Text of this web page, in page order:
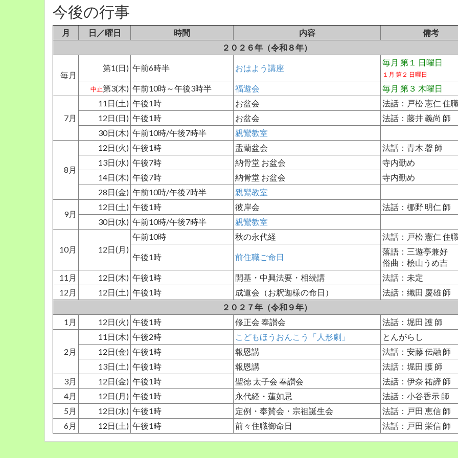
今後の行事
月 日／曜日 時間 内容
備考
２０２６年（令和８年）
毎月
第1(日) 午前6時半 おはよう講座
毎月 第１ 日曜日
１月 第２ 日曜日
中止第3(木) 午前10時～午後3時半 福遊会 毎月 第３ 木曜日
7月
11日(土) 午後1時 お盆会
法話：戸松 憲仁 住
12日(日) 午後1時 お盆会
法話：藤井 義尚 師
30日(木) 午前10時/午後7時半 親鸞教室
8月
12日(火) 午後1時 盂蘭盆会
法話：青木 馨 師
13日(水) 午後7時 納骨堂 お盆会
寺内勤め
14日(木) 午後7時 納骨堂 お盆会
寺内勤め
28日(金) 午前10時/午後7時半 親鸞教室
9月
12日(土) 午後1時 彼岸会
法話：梛野 明仁 師
30日(水) 午前10時/午後7時半 親鸞教室
10月 12日(月)
午前10時 秋の永代経 法話：戸松 憲仁 住
午後1時 前住職ご命日
落語：三遊亭兼好
俗曲：桧山うめ吉
11月
12日(木) 午後1時 開基・中興法要・相続講
法話：未定
12月
12日(土) 午後1時 成道会（お釈迦様の命日）
法話：織田 慶雄 師
２０２７年（令和９年）
1月
12日(火) 午後1時 修正会 奉讃会 法話：堀田 護 師
2月
11日(木) 午後2時 こどもほうおんこう「人形劇」
とんがらし
12日(金) 午後1時 報恩講
法話：安藤 伝融 師
13日(土) 午後1時 報恩講
法話：堀田 護 師
3月
12日(金) 午後1時 聖徳 太子会 奉讃会
法話：伊奈 祐諦 師
4月
12日(月) 午後1時 永代経・蓮如忌
法話：小谷香示 師
5月
12日(水) 午後1時 定例・奉賛会・宗祖誕生会
法話：戸田 恵信 師
6月
12日(土) 午後1時 前々住職御命日 法話：戸田 栄信 師